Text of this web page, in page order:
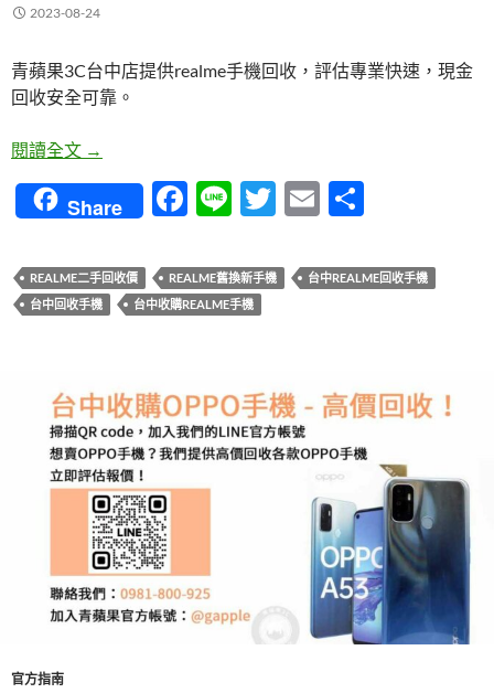
2023-08-24
青蘋果3C台中店提供realme手機回收，評估專業快速，現金
回收安全可靠。
閱讀全文 台中realme手機回收，評估專業快速，現金回收安全
→
Share
F
e
b
k
Li
e
T
itt
E
ail
REALME二手回收價 REALME舊換新手機
台中REALME回收手機
台中回收手機
台中收購REALME手機
官方指南